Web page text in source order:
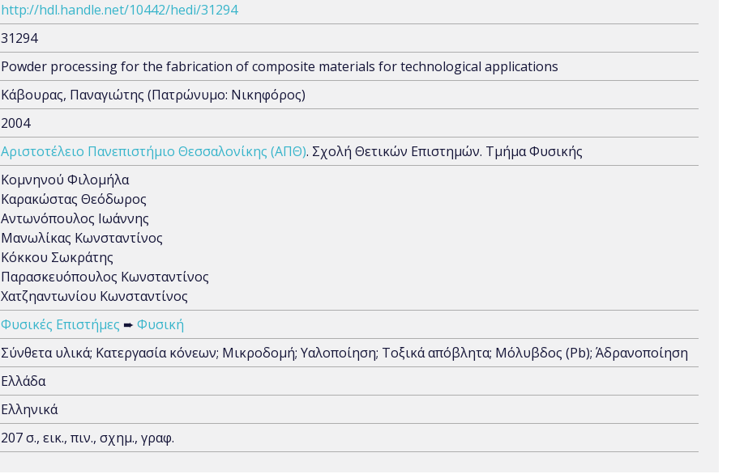
http://hdl.handle.net/10442/hedi/31294
31294
Powder processing for the fabrication of composite materials for technological applications
Κάβουρας, Παναγιώτης (Πατρώνυμο: Νικηφόρος)
2004
Αριστοτέλειο Πανεπιστήμιο Θεσσαλονίκης (ΑΠΘ). Σχολή Θετικών Επιστημών. Τμήμα Φυσικής
Κομνηνού Φιλομήλα
Καρακώστας Θεόδωρος
Αντωνόπουλος Ιωάννης
Μανωλίκας Κωνσταντίνος
Κόκκου Σωκράτης
Παρασκευόπουλος Κωνσταντίνος
Χατζηαντωνίου Κωνσταντίνος
Φυσικές Επιστήμες ➨ Φυσική
Σύνθετα υλικά; Κατεργασία κόνεων; Μικροδομή; Υαλοποίηση; Τοξικά απόβλητα; Μόλυβδος (Pb); Άδρανοποίηση
Ελλάδα
Ελληνικά
207 σ., εικ., πιν., σχημ., γραφ.